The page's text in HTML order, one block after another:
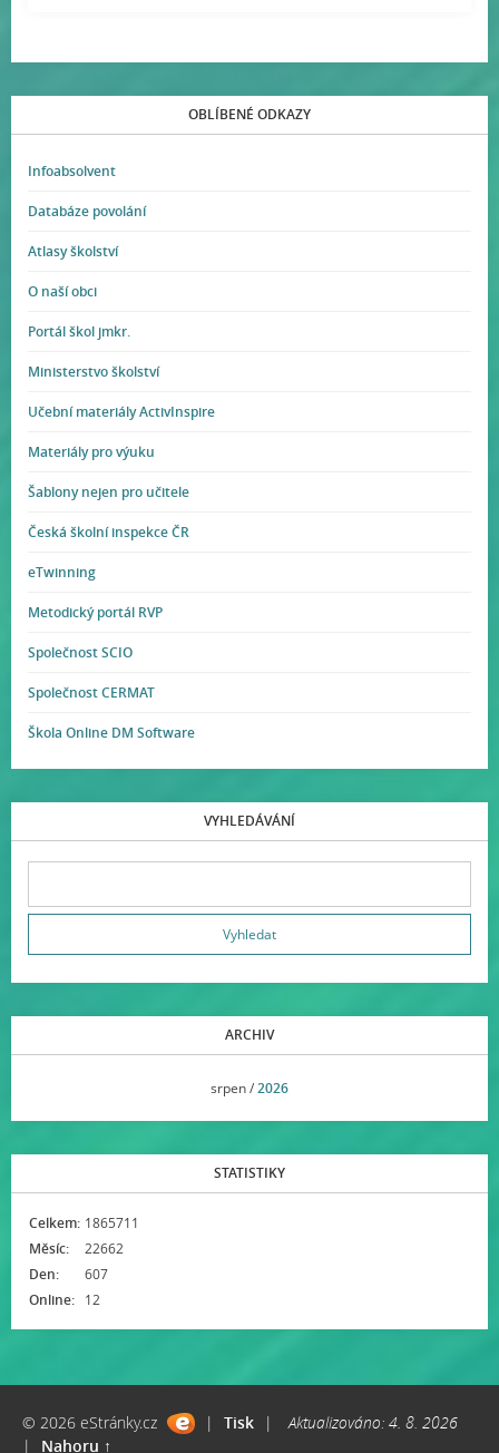
OBLÍBENÉ ODKAZY
Infoabsolvent
Databáze povolání
Atlasy školství
O naší obci
Portál škol jmkr.
Ministerstvo školství
Učební materiály ActivInspire
Materiály pro výuku
Šablony nejen pro učitele
Česká školní inspekce ČR
eTwinning
Metodický portál RVP
Společnost SCIO
Společnost CERMAT
Škola Online DM Software
VYHLEDÁVÁNÍ
ARCHIV
srpen /2026
STATISTIKY
Online: 12
Celkem: 1865711
Měsíc:
22662
Den:
607
© 2026 eStránky.cz | Tisk |
Aktualizováno: 4. 8. 2026
|
Nahoru ↑